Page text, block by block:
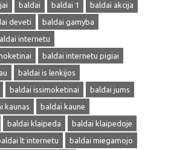
baldai baldai 1
baldai akcija
deveti
baldai gamyba
internetu
baldai internetu pigiai
baldai is lenkijos
baldai issimoketinai
baldai jums
kaunas
baldai kaune
baldai klaipeda
baldai klaipedoje
lt internetu
baldai miegamojo